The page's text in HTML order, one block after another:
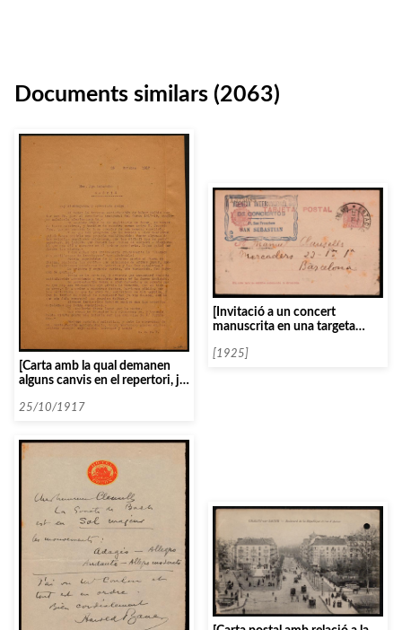
Documents similars (2063)
[Carta amb la qual demanen
alguns canvis en el repertori, ja
algunes cançons poloneses,
25/10/1917
[Invitació a un concert
manuscrita en una targeta
[1925]